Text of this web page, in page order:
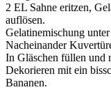
2 EL Sahne eritzen,
auflösen.
Gelatinemischung
Nacheinander
In Gläschen füllen und
Dekorieren mit ein
Bananen.